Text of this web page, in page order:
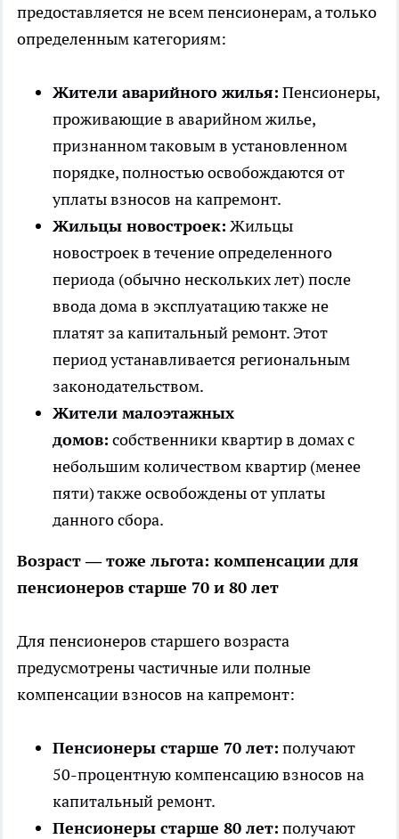
предоставляется не всем пенсионерам, а только
определенным категориям:
Жители аварийного жилья: Пенсионеры,
проживающие в аварийном жилье,
признанном таковым в установленном
порядке, полностью освобождаются от
уплаты взносов на капремонт.
Жильцы новостроек: Жильцы
новостроек в течение определенного
периода (обычно нескольких лет) после
ввода дома в эксплуатацию также не
платят за капитальный ремонт. Этот
период устанавливается региональным
законодательством.
Жители малоэтажных
домов: собственники квартир в домах с
небольшим количеством квартир (менее
пяти) также освобождены от уплаты
данного сбора.
Возраст — тоже льгота: компенсации для
пенсионеров старше 70 и 80 лет
Для пенсионеров старшего возраста
предусмотрены частичные или полные
компенсации взносов на капремонт:
Пенсионеры старше 70 лет: получают
50-процентную компенсацию взносов на
капитальный ремонт.
Пенсионеры старше 80 лет: получают